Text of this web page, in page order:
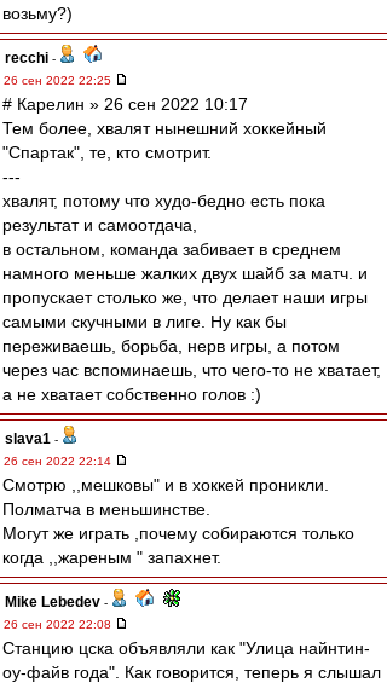
возьму?)
recchi -
26 сен 2022 22:25
# Карелин » 26 сен 2022 10:17
Тем более, хвалят нынешний хоккейный
"Спартак", те, кто смотрит.
---
хвалят, потому что худо-бедно есть пока
результат и самоотдача,
в остальном, команда забивает в среднем
намного меньше жалких двух шайб за матч. и
пропускает столько же, что делает наши игры
самыми скучными в лиге. Ну как бы
переживаешь, борьба, нерв игры, а потом
через час вспоминаешь, что чего-то не хватает,
а не хватает собственно голов :)
slava1 -
26 сен 2022 22:14
Смотрю ,,мешковы" и в хоккей проникли.
Полматча в меньшинстве.
Могут же играть ,почему собираются только
когда ,,жареным " запахнет.
Mike Lebedev -
26 сен 2022 22:08
Станцию цска объявляли как "Улица найнтин-
оу-файв года". Как говорится, теперь я слышал